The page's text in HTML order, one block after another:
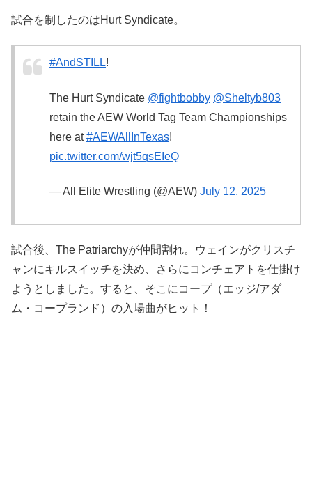
試合を制したのはHurt Syndicate。
#AndSTILL!
The Hurt Syndicate @fightbobby @Sheltyb803
retain the AEW World Tag Team Championships
here at#AEWAllInTexas!
pic.twitter.com/wjt5qsEIeQ
— All Elite Wrestling (@AEW) July 12, 2025
試合後、The Patriarchyが仲間割れ。ウェインがクリスチ
ャンにキルスイッチを決め、さらにコンチェアトを仕掛け
ようとしました。すると、そこにコープ（エッジ/アダ
ム・コープランド）の入場曲がヒット！